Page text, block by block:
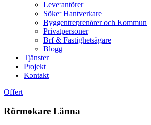
Leverantörer
Söker Hantverkare
Byggentreprenörer och Kommun
Privatpersoner
Brf & Fastighetsägare
Blogg
Tjänster
Projekt
Kontakt
Offert
Rörmokare Länna